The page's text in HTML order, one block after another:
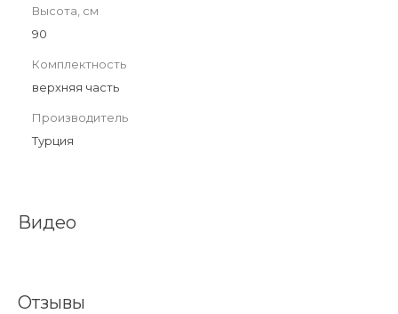
Высота, см
90
Комплектность
верхняя часть
Производитель
Турция
Видео
Отзывы